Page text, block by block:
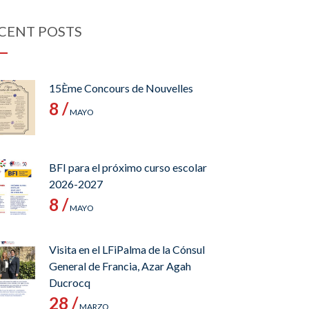
POSTS
15Ème Concours de Nouvelles
8 /MAYO
BFI para el próximo curso escolar
2026-2027
8 /MAYO
Visita en el LFiPalma de la Cónsul
General de Francia, Azar Agah
Ducrocq
28 /MARZO